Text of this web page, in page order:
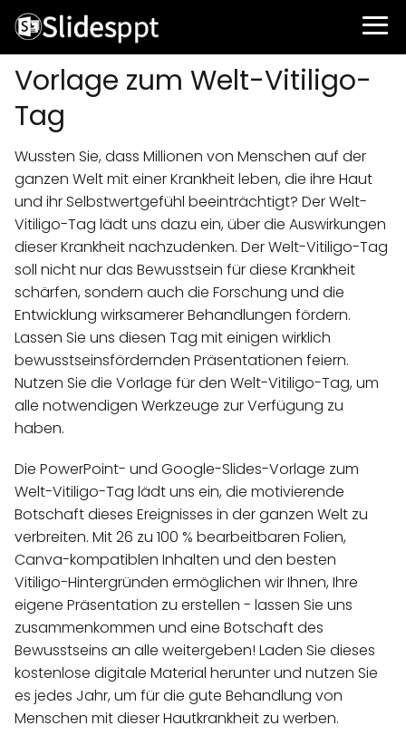
Vorlage zum Welt-Vitiligo-
Tag
Wussten Sie, dass Millionen von Menschen auf der
ganzen Welt mit einer Krankheit leben, die ihre Haut
und ihr Selbstwertgefühl beeinträchtigt? Der Welt-
Vitiligo-Tag lädt uns dazu ein, über die Auswirkungen
dieser Krankheit nachzudenken. Der Welt-Vitiligo-Tag
soll nicht nur das Bewusstsein für diese Krankheit
schärfen, sondern auch die Forschung und die
Entwicklung wirksamerer Behandlungen fördern.
Lassen Sie uns diesen Tag mit einigen wirklich
bewusstseinsfördernden Präsentationen feiern.
Nutzen Sie die Vorlage für den Welt-Vitiligo-Tag, um
alle notwendigen Werkzeuge zur Verfügung zu
haben.
Die PowerPoint- und Google-Slides-Vorlage zum
Welt-Vitiligo-Tag lädt uns ein, die motivierende
Botschaft dieses Ereignisses in der ganzen Welt zu
verbreiten. Mit 26 zu 100 % bearbeitbaren Folien,
Canva-kompatiblen Inhalten und den besten
Vitiligo-Hintergründen ermöglichen wir Ihnen, Ihre
eigene Präsentation zu erstellen - lassen Sie uns
zusammenkommen und eine Botschaft des
Bewusstseins an alle weitergeben! Laden Sie dieses
kostenlose digitale Material herunter und nutzen Sie
es jedes Jahr, um für die gute Behandlung von
Menschen mit dieser Hautkrankheit zu werben.